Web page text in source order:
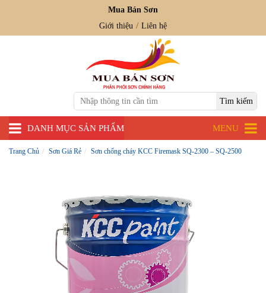
Mua Bán Sơn
Giới thiệu
Liên hệ
DANH MỤC SẢN PHẨM MENU
Trang Chủ Sơn Giá Rẻ Sơn chống cháy KCC Firemask SQ-2300 – SQ-2500